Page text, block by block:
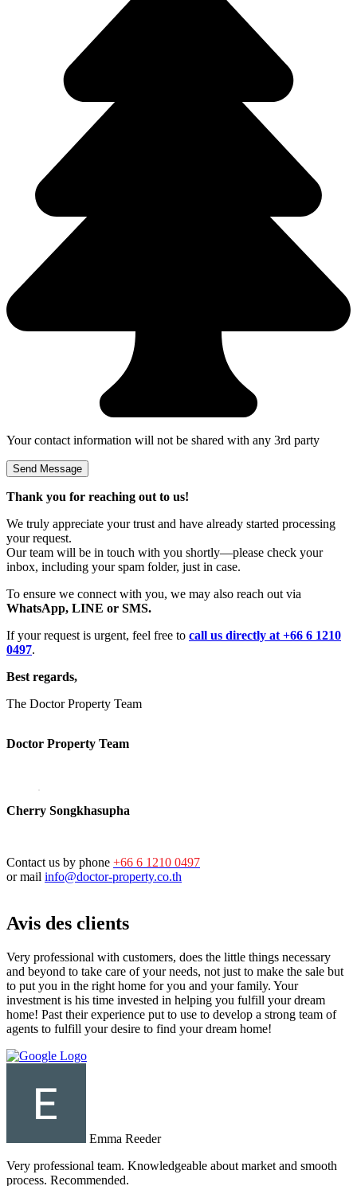
Your contact information will not be shared with any 3rd party
Thank you for reaching out to us!
We truly appreciate your trust and have already started processing
your request.
Our team will be in touch with you shortly—please check your
inbox, including your spam folder, just in case.
To ensure we connect with you, we may also reach out via
WhatsApp, LINE or SMS.
If your request is urgent, feel free to call us directly at +66 6 1210
0497.
Best regards,
The Doctor Property Team
Doctor Property Team
Cherry Songkhasupha
Contact us by phone +66 6 1210 0497
or mail info@doctor-property.co.th
Avis des clients
Very professional with customers, does the little things necessary
and beyond to take care of your needs, not just to make the sale but
to put you in the right home for you and your family. Your
investment is his time invested in helping you fulfill your dream
home! Past their experience put to use to develop a strong team of
agents to fulfill your desire to find your dream home!
Emma Reeder
Very professional team. Knowledgeable about market and smooth
process. Recommended.